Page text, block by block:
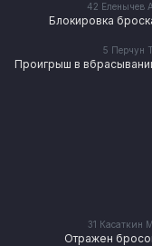
42 Еленычев А.
Блокировка
5 Перчун Т.
Проигрыш в
31 Касаткин М.
Отражен